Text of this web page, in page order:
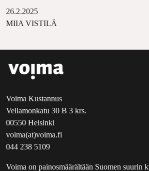
26.2.2025
MIIA VISTILÄ
Voima Kustannus
Vellamonkatu 30 B 3 krs.
00550 Helsinki
voima(at)voima.fi
044 238 5109
Voima on painosmäärältään Suomen suurin